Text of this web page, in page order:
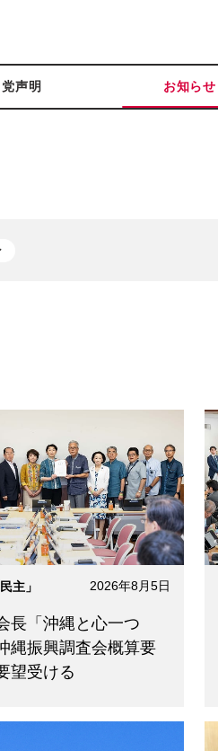
党声明 お知らせ
主」 2026年8月5日
長「沖縄と心一つ
縄振興調査会概算要
望受ける